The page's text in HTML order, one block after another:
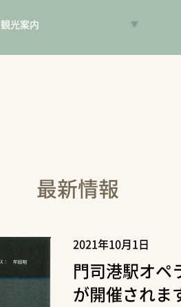
観光案内
VR昔旅
最新情報
2021年10月1日
門司港駅オペ
が開催されま